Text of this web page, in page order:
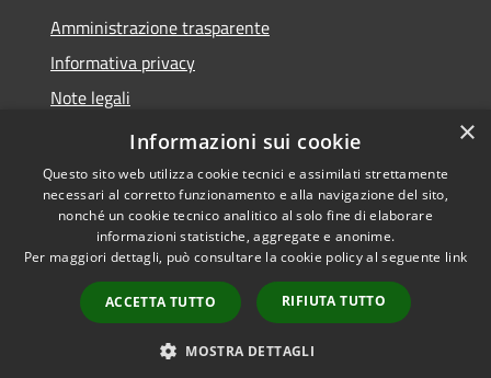
Amministrazione trasparente
Informativa privacy
Note legali
Dichiarazione di accessibilità
Accessibilità
Copyright © 2026 • Comune di
Santo Stefano di Cadore •
Powered byMunicipium
Accesso redazione
×
Informazioni sui cookie
Questo sito web utilizza cookie tecnici e assimilati strettamente
necessari al corretto funzionamento e alla navigazione del sito,
nonché un cookie tecnico analitico al solo fine di elaborare
informazioni statistiche, aggregate e anonime.
Per maggiori dettagli, può consultare la cookie policy al seguente link
ACCETTA TUTTO RIFIUTA TUTTO
MOSTRA DETTAGLI